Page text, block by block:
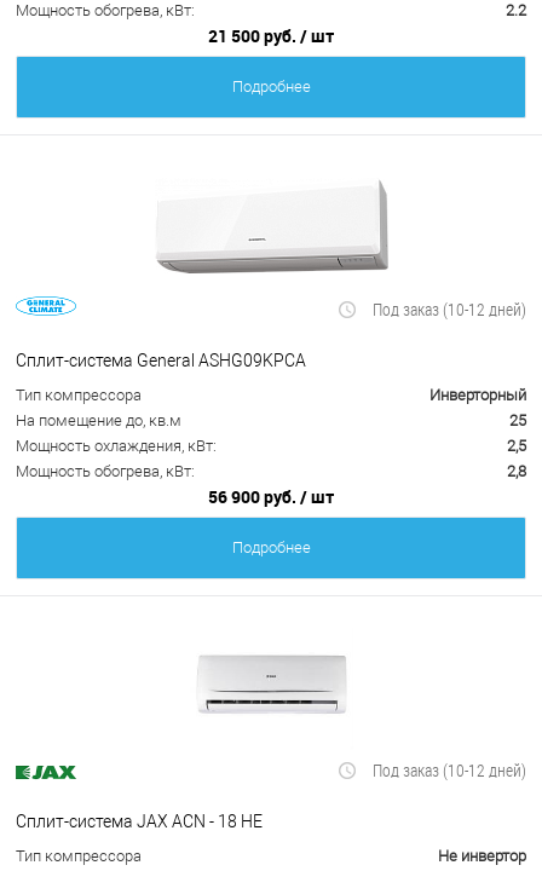
Мощность обогрева, кВт:
2.2
21 500 руб. / шт
Подробнее
Под заказ (10-12 дней)
Сплит-система General ASHG09KPCA
Тип компрессора
Инверторный
На помещение до, кв.м
25
Мощность охлаждения, кВт:
2,5
Мощность обогрева, кВт:
2,8
56 900 руб. / шт
Подробнее
Под заказ (10-12 дней)
Сплит-система JAX ACN - 18 HE
Тип компрессора
Не инвертор